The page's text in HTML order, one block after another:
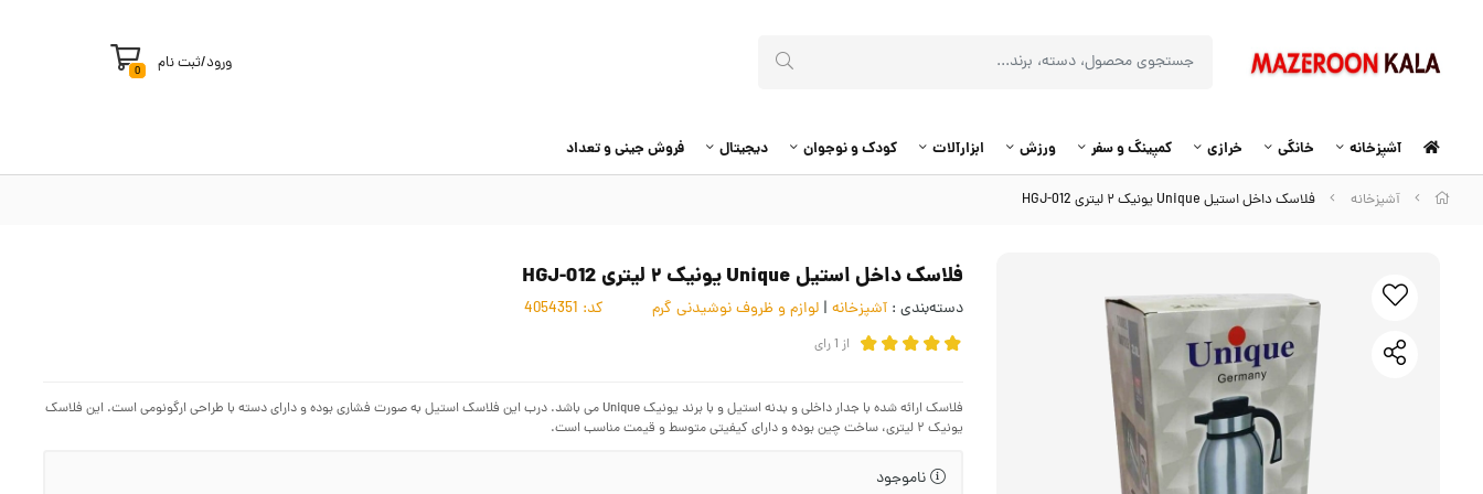
ورود/ثبت نام 0
آشپزخانه خانگی خرازی کمپینگ و سفر ورزش ابزارآلات کودک و نوجوان دیجیتال فروش جینی و تعداد
آشپزخانه فلاسک داخل استیل Unique یونیک ۲ لیتری HGJ-012
فلاسک داخل استیل Unique یونیک ۲ لیتری HGJ-012
دسته‌بندی : آشپزخانه | لوازم و ظروف نوشیدنی گرم کد:
از 1رای
فلاسک ارائه شده با جدار داخلی و بدنه استیل و با برند یونیک Unique می باشد. درب این فلاسک استیل به صورت فشاری بوده و دارای دسته با طراحی ارگونومی است. این فلاسک
یونیک ۲ لیتری، ساخت چین بوده و دارای کیفیتی متوسط و قیمت مناسب است.
ناموجود